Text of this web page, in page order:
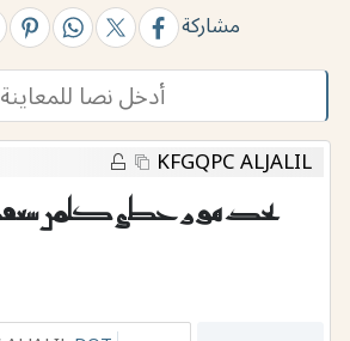
مشاركة
KFGQPC ALJALIL
أبجد هوز حطي كلمن